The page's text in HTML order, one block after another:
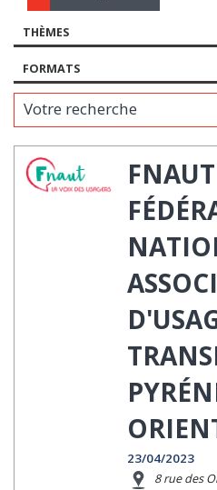
THÈMES
FORMATS
Votre recherche
23/04/2023
8 rue des